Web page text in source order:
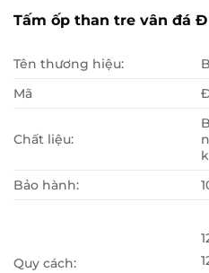
Tấm ốp than tre vân đá Đ
Tên thương hiệu:
Mã
Chất liệu:
Bảo hành:
Quy cách: